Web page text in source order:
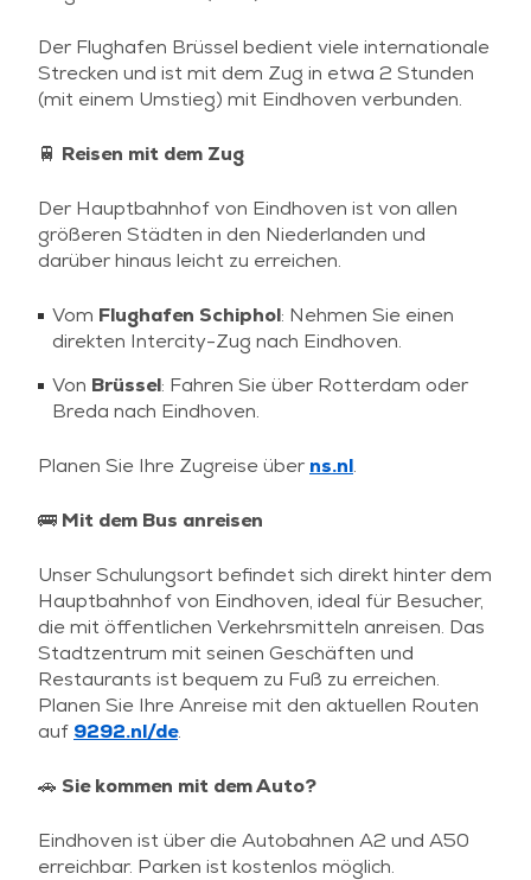
Der Flughafen Brüssel bedient viele internationale
Strecken und ist mit dem Zug in etwa 2 Stunden
(mit einem Umstieg) mit Eindhoven verbunden.
🚆 Reisen mit dem Zug
Der Hauptbahnhof von Eindhoven ist von allen
größeren Städten in den Niederlanden und
darüber hinaus leicht zu erreichen.
Vom Flughafen Schiphol: Nehmen Sie einen
direkten Intercity-Zug nach Eindhoven.
Von Brüssel: Fahren Sie über Rotterdam oder
Breda nach Eindhoven.
Planen Sie Ihre Zugreise über ns.nl.
🚌 Mit dem Bus anreisen
Unser Schulungsort befindet sich direkt hinter dem
Hauptbahnhof von Eindhoven, ideal für Besucher,
die mit öffentlichen Verkehrsmitteln anreisen. Das
Stadtzentrum mit seinen Geschäften und
Restaurants ist bequem zu Fuß zu erreichen.
Planen Sie Ihre Anreise mit den aktuellen Routen
auf 9292.nl/de.
🚗 Sie kommen mit dem Auto?
Eindhoven ist über die Autobahnen A2 und A50
erreichbar. Parken ist kostenlos möglich.